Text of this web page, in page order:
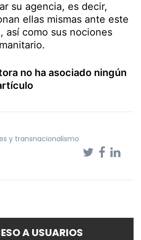
su agencia, es decir,
ellas mismas ante este
así como sus nociones
no ha asociado ningún
y transnacionalismo
A USUARIOS